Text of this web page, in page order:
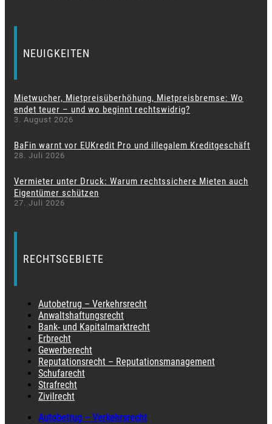
NEUIGKEITEN
Mietwucher, Mietpreisüberhöhung, Mietpreisbremse: Wo
endet teuer – und wo beginnt rechtswidrig?
3. August 2026
BaFin warnt vor EUKredit Pro und illegalem Kreditgeschäft
28. Juli 2026
Vermieter unter Druck: Warum rechtssichere Mieten auch
Eigentümer schützen
27. Juli 2026
RECHTSGEBIETE
Autobetrug – Verkehrsrecht
Anwaltshaftungsrecht
Bank- und Kapitalmarktrecht
Erbrecht
Gewerberecht
Reputationsrecht – Reputationsmanagement
Schufarecht
Strafrecht
Zivilrecht
Autobetrug – Verkehrsrecht